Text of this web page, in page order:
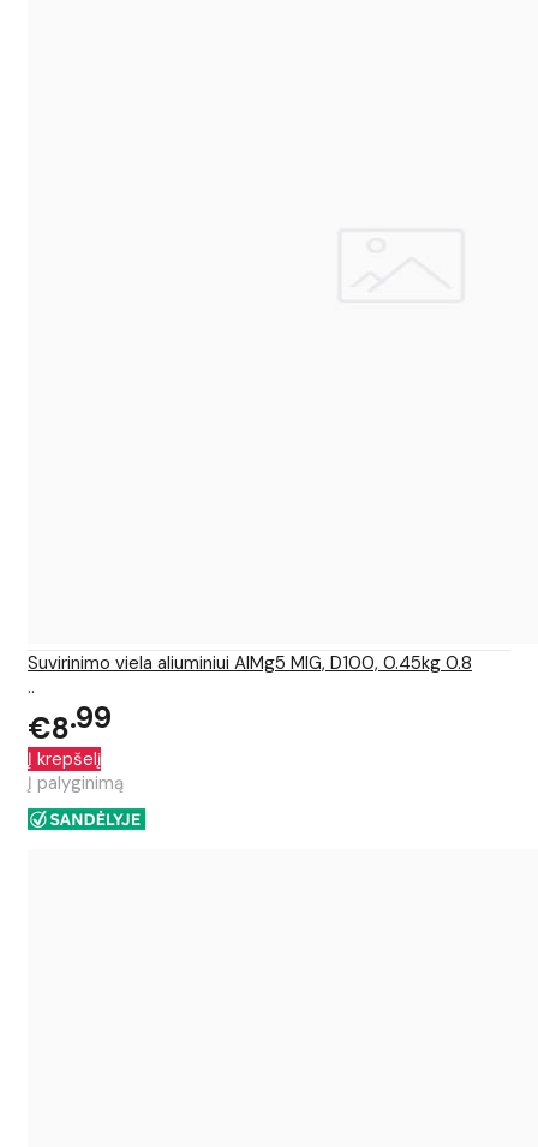
Suvirinimo viela aliuminiui AlMg5 MIG, D100, 0.45kg 0.8
..
€8 99
Į krepšelį
Į palyginimą